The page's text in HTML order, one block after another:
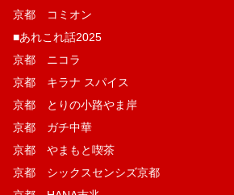
京都 コミオン
■あれこれ話2025
京都 ニコラ
京都 キラナ スパイス
京都 とりの小路やま岸
京都 ガチ中華
京都 やまもと喫茶
京都 シックスセンシズ京都